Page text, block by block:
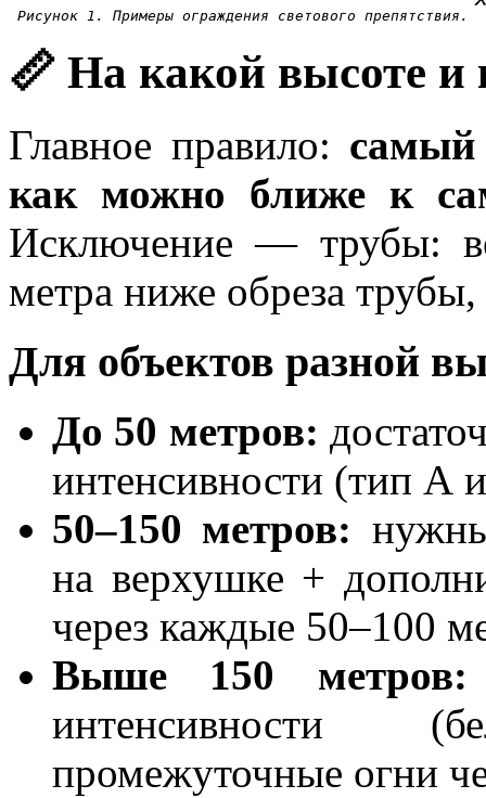
Рисунок 1. Примеры ограждения светового препятствия.
📏 На какой высоте и
Главное правило: самый
как можно ближе к
Исключение — трубы:
метра ниже обреза
Для объектов разной
До 50 метров:
интенсивности (тип А
50–150 метров:
на верхушке +
через каждые 50–100
Выше 150 метров:
интенсивности
промежуточные огни